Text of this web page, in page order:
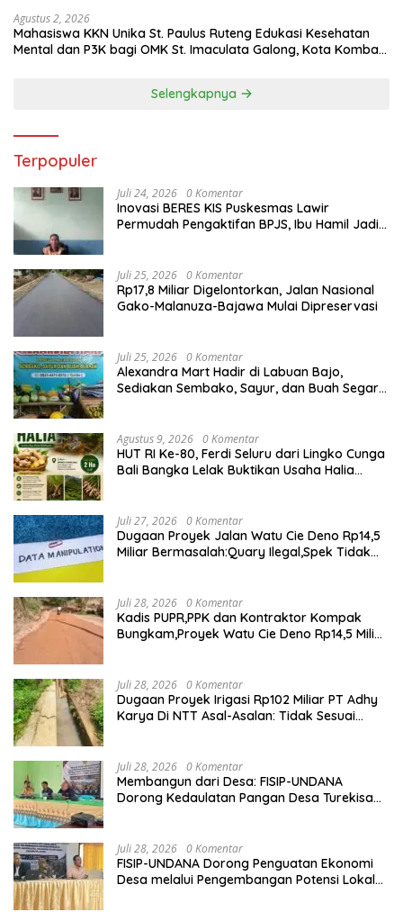
Agustus 2, 2026
Mahasiswa KKN Unika St. Paulus Ruteng Edukasi Kesehatan
Mental dan P3K bagi OMK St. Imaculata Galong, Kota Komba
Selengkapnya
Terpopuler
Juli 24, 2026 0 Komentar
Inovasi BERES KIS Puskesmas Lawir
Permudah Pengaktifan BPJS, Ibu Hamil Jadi
Juli 25, 2026 0 Komentar
Rp17,8 Miliar Digelontorkan, Jalan Nasional
Gako-Malanuza-Bajawa Mulai Dipreservasi
Juli 25, 2026 0 Komentar
Alexandra Mart Hadir di Labuan Bajo,
Sediakan Sembako, Sayur, dan Buah Segar
Agustus 9, 2026 0 Komentar
HUT RI Ke-80, Ferdi Seluru dari Lingko Cunga
Bali Bangka Lelak Buktikan Usaha Halia
Juli 27, 2026 0 Komentar
Dugaan Proyek Jalan Watu Cie Deno Rp14,5
Miliar Bermasalah:Quary Ilegal,Spek Tidak
Juli 28, 2026 0 Komentar
Kadis PUPR,PPK dan Kontraktor Kompak
Bungkam,Proyek Watu Cie Deno Rp14,5 Miliar
Juli 28, 2026 0 Komentar
Dugaan Proyek Irigasi Rp102 Miliar PT Adhy
Karya Di NTT Asal-Asalan: Tidak Sesuai
Juli 28, 2026 0 Komentar
Membangun dari Desa: FISIP-UNDANA
Dorong Kedaulatan Pangan Desa Turekisa
Juli 28, 2026 0 Komentar
FISIP-UNDANA Dorong Penguatan Ekonomi
Desa melalui Pengembangan Potensi Lokal